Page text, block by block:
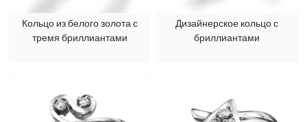
Кольцо из белого золота с
тремя бриллиантами
Дизайнерское кольцо с
бриллиантами